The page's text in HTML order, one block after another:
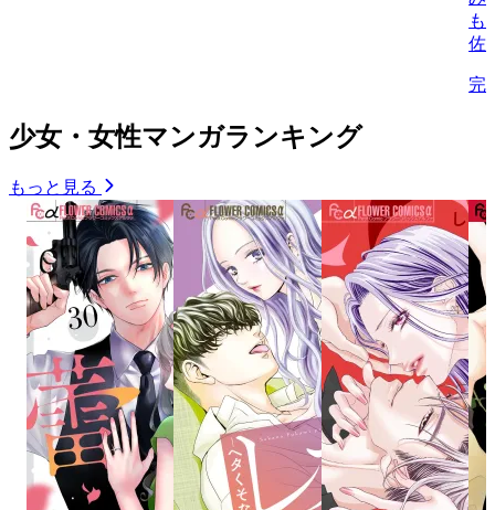
も
佐
完
少女・女性マンガランキング
もっと見る